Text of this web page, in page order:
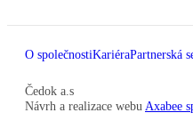
O společnostiKariéraPartnerská
Čedok a.s
Návrh a realizace webu Axabee